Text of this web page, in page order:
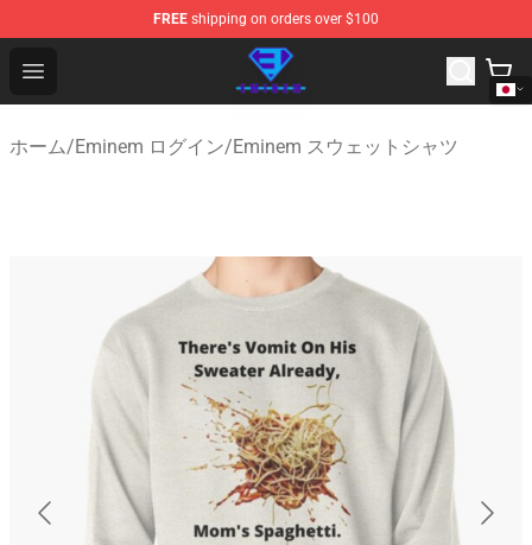
FREE shipping on orders over $100
Open menu
Eminem Store - Official Eminem Merchandise Shop
ホーム/Eminem ログイン/Eminem スウェットシャツ